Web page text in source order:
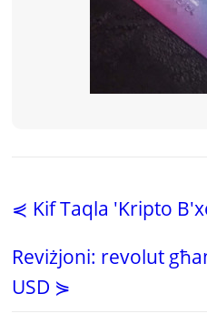
⋞ Kif Taqla 'Kripto
Reviżjoni: revolut
USD ⋟